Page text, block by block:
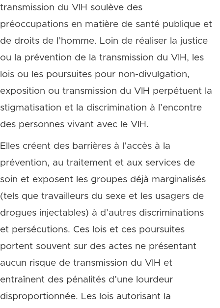
transmission du VIH soulève des
préoccupations en matière de santé publique et
de droits de l’homme. Loin de réaliser la justice
ou la prévention de la transmission du VIH, les
lois ou les poursuites pour non-divulgation,
exposition ou transmission du VIH perpétuent la
stigmatisation et la discrimination à l’encontre
des personnes vivant avec le VIH.
Elles créent des barrières à l’accès à la
prévention, au traitement et aux services de
soin et exposent les groupes déjà marginalisés
(tels que travailleurs du sexe et les usagers de
drogues injectables) à d’autres discriminations
et persécutions. Ces lois et ces poursuites
portent souvent sur des actes ne présentant
aucun risque de transmission du VIH et
entraînent des pénalités d’une lourdeur
disproportionnée. Les lois autorisant la